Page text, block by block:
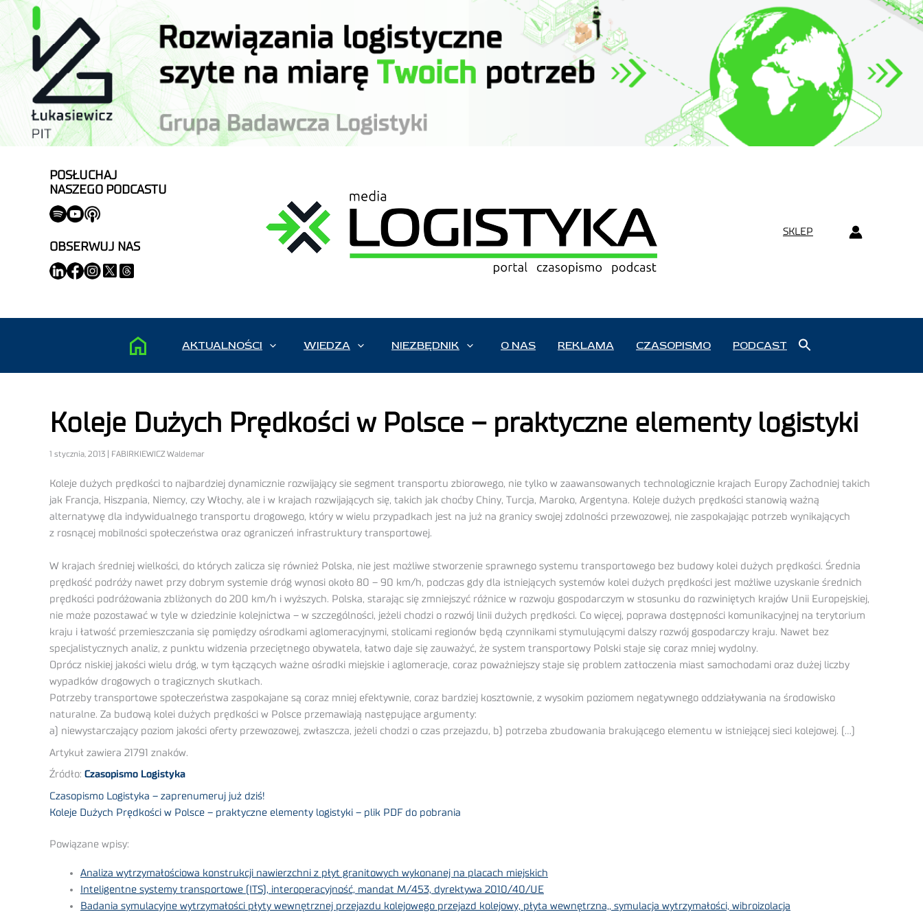
POSŁUCHAJ
NASZEGO PODCASTU
OBSERWUJ NAS
SKLEP
AKTUALNOŚCI WIEDZA NIEZBĘDNIK O NAS REKLAMA CZASOPISMO PODCAST
Koleje Dużych Prędkości w Polsce – praktyczne elementy logistyki
1 stycznia, 2013 | FABIRKIEWICZ Waldemar
Koleje dużych prędkości to najbardziej dynamicznie rozwijający sie segment transportu zbiorowego, nie tylko w zaawansowanych technologicznie krajach Europy Zachodniej takich
jak Francja, Hiszpania, Niemcy, czy Włochy, ale i w krajach rozwijających się, takich jak choćby Chiny, Turcja, Maroko, Argentyna. Koleje dużych prędkości stanowią ważną
alternatywę dla indywidualnego transportu drogowego, który w wielu przypadkach jest na już na granicy swojej zdolności przewozowej, nie zaspokajając potrzeb wynikających
z rosnącej mobilności społeczeństwa oraz ograniczeń infrastruktury transportowej.
W krajach średniej wielkości, do których zalicza się również Polska, nie jest możliwe stworzenie sprawnego systemu transportowego bez budowy kolei dużych prędkości. Średnia
prędkość podróży nawet przy dobrym systemie dróg wynosi około 80 – 90 km/h, podczas gdy dla istniejących systemów kolei dużych prędkości jest możliwe uzyskanie średnich
prędkości podróżowania zbliżonych do 200 km/h i wyższych. Polska, starając się zmniejszyć różnice w rozwoju gospodarczym w stosunku do rozwiniętych krajów Unii Europejskiej,
nie może pozostawać w tyle w dziedzinie kolejnictwa – w szczególności, jeżeli chodzi o rozwój linii dużych prędkości. Co więcej, poprawa dostępności komunikacyjnej na terytorium
kraju i łatwość przemieszczania się pomiędzy ośrodkami aglomeracyjnymi, stolicami regionów będą czynnikami stymulującymi dalszy rozwój gospodarczy kraju. Nawet bez
specjalistycznych analiz, z punktu widzenia przeciętnego obywatela, łatwo daje się zauważyć, że system transportowy Polski staje się coraz mniej wydolny.
Oprócz niskiej jakości wielu dróg, w tym łączących ważne ośrodki miejskie i aglomeracje, coraz poważniejszy staje się problem zatłoczenia miast samochodami oraz dużej liczby
wypadków drogowych o tragicznych skutkach.
Potrzeby transportowe społeczeństwa zaspokajane są coraz mniej efektywnie, coraz bardziej kosztownie, z wysokim poziomem negatywnego oddziaływania na środowisko
naturalne. Za budową kolei dużych prędkości w Polsce przemawiają następujące argumenty:
a) niewystarczający poziom jakości oferty przewozowej, zwłaszcza, jeżeli chodzi o czas przejazdu, b) potrzeba zbudowania brakującego elementu w istniejącej sieci kolejowej. (…)
Artykuł zawiera 21791 znaków.
Źródło: Czasopismo Logistyka
Czasopismo Logistyka – zaprenumeruj już dziś!
Koleje Dużych Prędkości w Polsce – praktyczne elementy logistyki – plik PDF do pobrania
Powiązane wpisy:
Analiza wytrzymałościowa konstrukcji nawierzchni z płyt granitowych wykonanej na placach miejskich
Inteligentne systemy transportowe (ITS), interoperacyjność, mandat M/453, dyrektywa 2010/40/UE
Badania symulacyjne wytrzymałości płyty wewnętrznej przejazdu kolejowego przejazd kolejowy, płyta wewnętrzna,, symulacja wytrzymałości, wibroizolacja